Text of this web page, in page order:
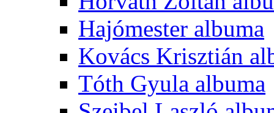
Hajómester albuma
Kovács Krisztián
Tóth Gyula albuma